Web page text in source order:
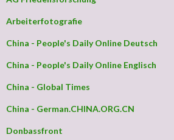
Arbeiterfotografie
China - People's Daily Online Deutsch
China - People's Daily Online Englisch
China - Global Times
China - German.CHINA.ORG.CN
Donbassfront